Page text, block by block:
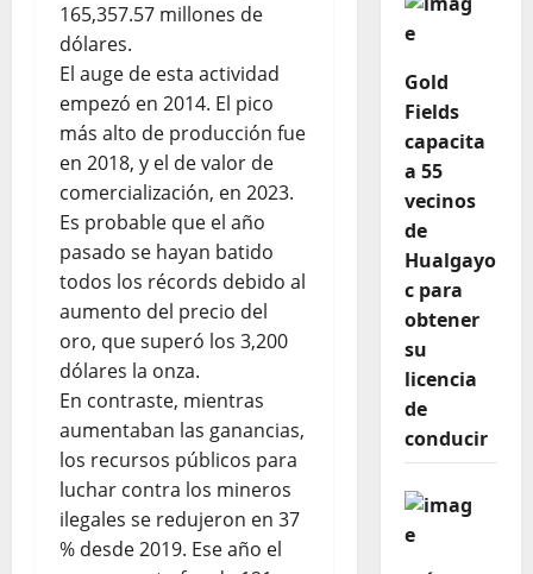
165,357.57 millones de
dólares.
El auge de esta actividad
empezó en 2014. El pico
más alto de producción fue
en 2018, y el de valor de
comercialización, en 2023.
Es probable que el año
pasado se hayan batido
todos los récords debido al
aumento del precio del
oro, que superó los 3,200
dólares la onza.
En contraste, mientras
aumentaban las ganancias,
los recursos públicos para
luchar contra los mineros
ilegales se redujeron en 37
% desde 2019. Ese año el
Gold
Fields
capacita
a 55
vecinos
de
Hualgayo
c para
obtener
su
licencia
de
conducir